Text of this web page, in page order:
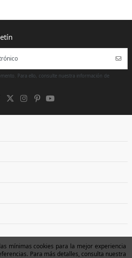
Para ello, consulte nuestra información de
las mínimas cookies para la mejor experiencia
Para más detalles, consulta nuestra